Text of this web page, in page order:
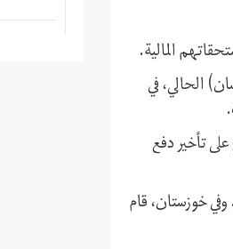
المالية.
بالتوقف عن العمل، يوم الاثنين 20 أبريل (نيسان) الحالي، في
تأخير دفع
خوزستان، قام